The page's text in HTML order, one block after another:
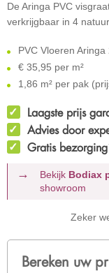
De Aringa PVC
verkrijgbaar in 4
PVC Vloeren Aringa
€ 35,95 per m²
1,86 m² per pak
Laagste prijs
Advies door
Gratis
Bekijk Bodiax
showroom
Zeker
Bereken uw